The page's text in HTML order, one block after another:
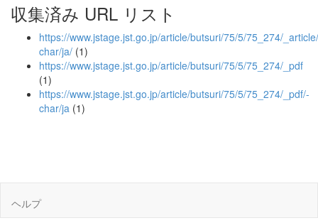
収集済み URL リスト
https://www.jstage.jst.go.jp/article/butsuri/75/5/75_274/
char/ja/ (1)
https://www.jstage.jst.go.jp/article/butsuri/75/5/75_274/_pdf
(1)
https://www.jstage.jst.go.jp/article/butsuri/75/5/75_274/_pdf/-
char/ja (1)
ヘルプ